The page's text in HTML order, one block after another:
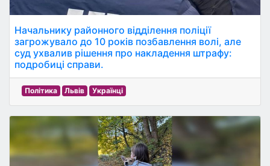
Начальнику районного відділення поліції
загрожувало до 10 років позбавлення волі, але
суд ухвалив рішення про накладення штрафу:
подробиці справи.
Політика Львів Українці